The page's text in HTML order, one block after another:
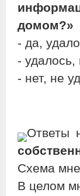
домом?»
- да,
-
- нет, не
Ответы
Схема
В целом